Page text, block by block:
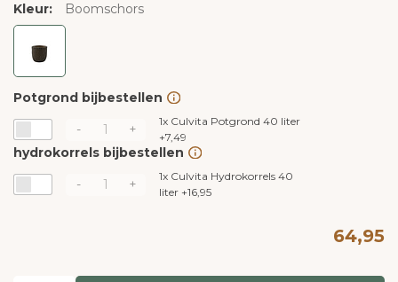
Kleur: Boomschors
Potgrond bijbestellen
-
+ 1x Culvita Potgrond 40 liter
+7,49
hydrokorrels bijbestellen
-
+ 1x Culvita Hydrokorrels 40
liter +16,95
64,95